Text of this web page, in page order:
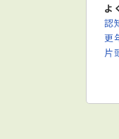
よ
認
更
片